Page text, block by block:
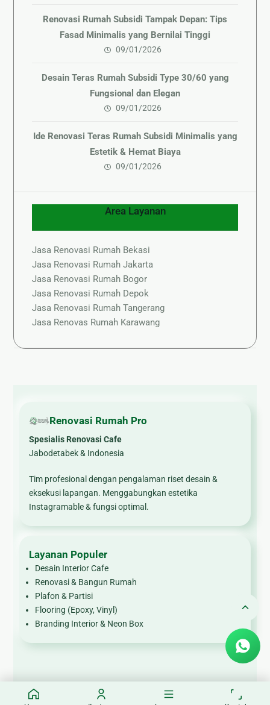
Renovasi Rumah Subsidi Tampak Depan: Tips
Fasad Minimalis yang Bernilai Tinggi
09/01/2026
Desain Teras Rumah Subsidi Type 30/60 yang
Fungsional dan Elegan
09/01/2026
Ide Renovasi Teras Rumah Subsidi Minimalis yang
Estetik & Hemat Biaya
09/01/2026
Area Layanan
Jasa Renovasi Rumah Bekasi
Jasa Renovasi Rumah Jakarta
Jasa Renovasi Rumah Bogor
Jasa Renovasi Rumah Depok
Jasa Renovasi Rumah Tangerang
Jasa Renovas Rumah Karawang
Renovasi Rumah Pro
Spesialis Renovasi Cafe
Jabodetabek & Indonesia
Tim profesional dengan pengalaman riset desain &
eksekusi lapangan. Menggabungkan estetika
Instagramable & fungsi optimal.
Layanan Populer
Desain Interior Cafe
Renovasi & Bangun Rumah
Plafon & Partisi
Flooring (Epoxy, Vinyl)
Branding Interior & Neon Box